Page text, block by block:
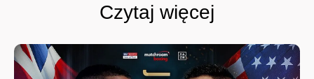
Czytaj więcej